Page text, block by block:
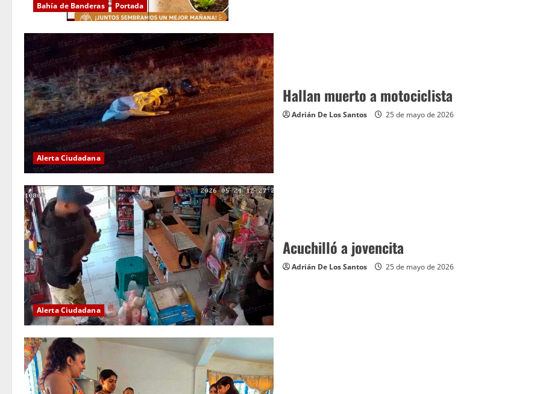
Bahía de Banderas Portada
Alerta Ciudadana
Hallan muerto a motociclista
Adrián De Los Santos 25 de mayo de 2026
Alerta Ciudadana
Acuchilló a jovencita
Adrián De Los Santos 25 de mayo de 2026